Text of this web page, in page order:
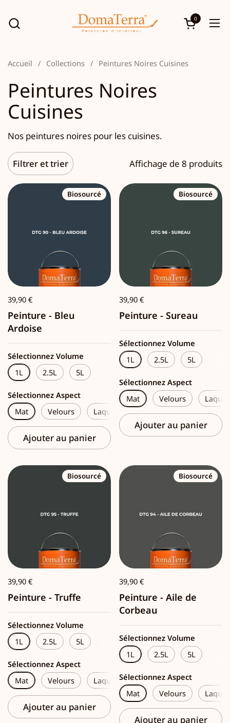
Ouvrir le
0
Accueil / Collections / Peintures Noires Cuisines
Peintures Noires
Cuisines
Nos peintures noires pour les cuisines.
Filtrer et trier Affichage de 8 produits
39,90 €
Peinture - Bleu
Ardoise
Sélectionnez Volume
1L
2.5L 5L
Sélectionnez Aspect
Mat
Velours Laque
Ajouter au panier
Biosourcé
39,90 €
Peinture - Sureau
Sélectionnez Volume
1L
2.5L 5L
Sélectionnez Aspect
Mat
Velours Laque
Ajouter au panier
Biosourcé
39,90 €
Peinture - Truffe
Sélectionnez Volume
1L
2.5L 5L
Sélectionnez Aspect
Mat
Velours Laque
Ajouter au panier
Biosourcé
39,90 €
Peinture - Aile de
Corbeau
Sélectionnez Volume
1L
2.5L 5L
Sélectionnez Aspect
Mat
Velours Laque
Ajouter au panier
Biosourcé